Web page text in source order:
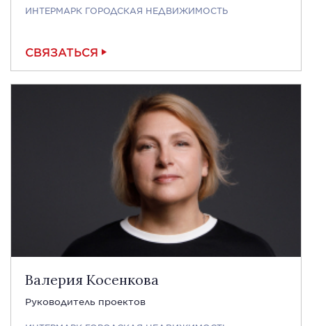
ИНТЕРМАРК ГОРОДСКАЯ НЕДВИЖИМОСТЬ
СВЯЗАТЬСЯ
Валерия Косенкова
Руководитель проектов